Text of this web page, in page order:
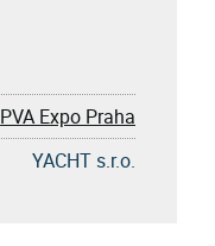
PVA Expo Praha
YACHT s.r.o.